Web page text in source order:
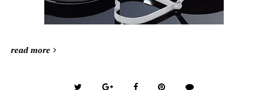
read more